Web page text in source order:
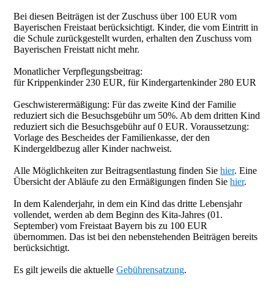
Bei diesen Beiträgen ist der Zuschuss über 100 EUR vom
Bayerischen Freistaat berücksichtigt. Kinder, die vom Eintritt in
die Schule zurückgestellt wurden, erhalten den Zuschuss vom
Bayerischen Freistatt nicht mehr.
Monatlicher Verpflegungsbeitrag:
für Krippenkinder 230 EUR, für Kindergartenkinder 280 EUR
Geschwisterermäßigung: Für das zweite Kind der Familie
reduziert sich die Besuchsgebühr um 50%. Ab dem dritten Kind
reduziert sich die Besuchsgebühr auf 0 EUR. Voraussetzung:
Vorlage des Bescheides der Familienkasse, der den
Kindergeldbezug aller Kinder nachweist.
Alle Möglichkeiten zur Beitragsentlastung finden Siehier. Eine
Übersicht der Abläufe zu den Ermäßigungen finden Siehier.
In dem Kalenderjahr, in dem ein Kind das dritte Lebensjahr
vollendet, werden ab dem Beginn des Kita-Jahres (01.
September) vom Freistaat Bayern bis zu 100 EUR
übernommen. Das ist bei den nebenstehenden Beiträgen bereits
berücksichtigt.
Es gilt jeweils die aktuelleGebührensatzung.